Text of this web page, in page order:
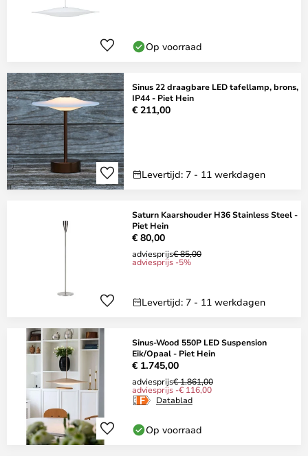
Op voorraad
Sinus 22 draagbare LED tafellamp, brons,
IP44 - Piet Hein
€ 211,00
Levertijd: 7 - 11 werkdagen
Saturn Kaarshouder H36 Stainless Steel -
Piet Hein
€ 80,00
adviesprijs€ 85,00
adviesprijs -5%
Levertijd: 7 - 11 werkdagen
Sinus-Wood 550P LED Suspension
Eik/Opaal - Piet Hein
€ 1.745,00
adviesprijs€ 1.861,00
adviesprijs -€ 116,00
Datablad
Op voorraad